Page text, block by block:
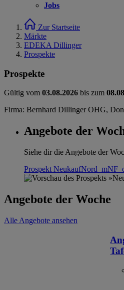
Jobs
Zur Startseite
Märkte
EDEKA Dillinger
Prospekte
Prospekte
Gültig vom 03.08.2026 bis zum
Firma: Bernhard Dillinger OHG,
Angebote der
Siehe dir die Angebote der
Prospekt
Angebote der Woche
Alle Angebote ansehen